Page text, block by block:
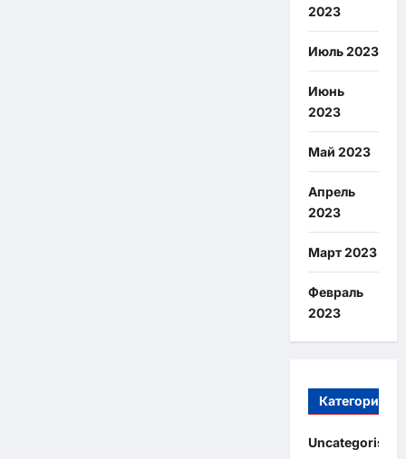
2023
Июль 2023
Июнь
2023
Май 2023
Апрель
2023
Март 2023
Февраль
2023
Категории
Uncategorised